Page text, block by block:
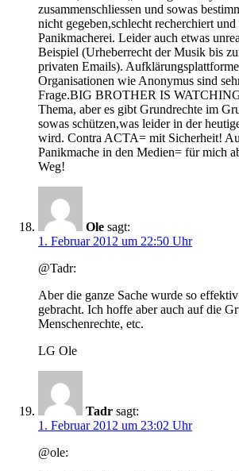
zusammenschliessen und sowas
nicht gegeben,schlecht recherchiert
Panikmacherei. Leider auch etwas
Beispiel (Urheberrecht der Musik bis
privaten Emails).
Organisationen wie Anonymus sind
Frage.BIG BROTHER IS
Thema, aber es gibt Grundrechte im
sowas schützen,was leider in der
wird. Contra ACTA= mit Sicherheit!
Panikmache in den Medien= für mich
Weg!
Ole sagt:
1. Februar 2012 um 22:50 Uhr
@Tadr:
Aber die ganze Sache wurde so
gebracht. Ich hoffe aber auch auf die
Menschenrechte, etc.
LG Ole
Tadr sagt:
1. Februar 2012 um 23:02 Uhr
@ole: